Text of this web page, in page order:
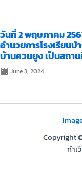
วันที่ 2 พฤษภาคม
อำนวยการโรงเรียน
บ้านควนยูง เป็นสถา
June 3, 2024
Copyright
ทำเ